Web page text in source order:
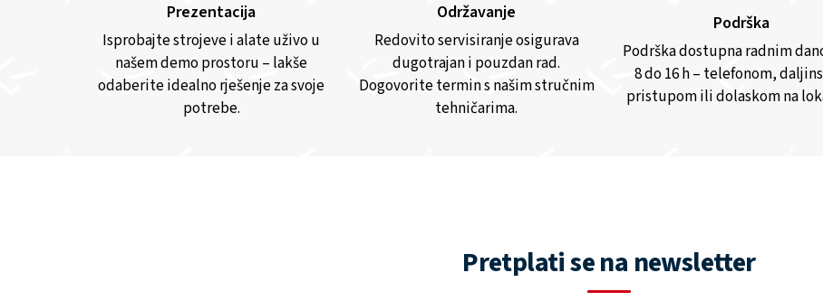
Prezentacija
Isprobajte strojeve i alate uživo u
našem demo prostoru – lakše
odaberite idealno rješenje za svoje
potrebe.
Održavanje
Redovito servisiranje osigurava
dugotrajan i pouzdan rad.
Dogovorite termin s našim stručnim
tehničarima.
Podrška
Podrška dostupna radnim
8 do 16 h – telefonom,
pristupom ili dolaskom na
Pretplati se na newsletter